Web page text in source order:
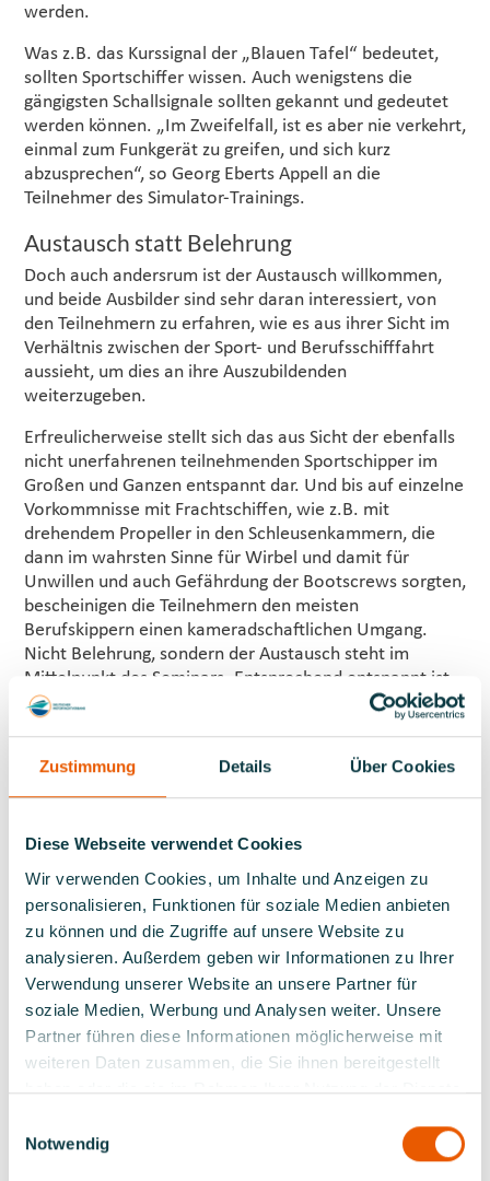
Zustimmung Details Über Cookies
Diese Webseite verwendet Cookies
Wir verwenden Cookies, um Inhalte und Anzeigen zu
personalisieren, Funktionen für soziale Medien anbieten
zu können und die Zugriffe auf unsere Website zu
analysieren. Außerdem geben wir Informationen zu Ihrer
Verwendung unserer Website an unsere Partner für
soziale Medien, Werbung und Analysen weiter. Unsere
Partner führen diese Informationen möglicherweise mit
weiteren Daten zusammen, die Sie ihnen bereitgestellt
haben oder die sie im Rahmen Ihrer Nutzung der Dienste
Notwendig
werden.
Was z.B. das Kurssignal der „Blauen Tafel“ bedeutet,
sollten Sportschiffer wissen. Auch wenigstens die
gängigsten Schallsignale sollten gekannt und gedeutet
werden können. „Im Zweifelfall, ist es aber nie verkehrt,
einmal zum Funkgerät zu greifen, und sich kurz
abzusprechen“, so Georg Eberts Appell an die
Teilnehmer des Simulator-Trainings.
Austausch statt Belehrung
Doch auch andersrum ist der Austausch willkommen,
und beide Ausbilder sind sehr daran interessiert, von
den Teilnehmern zu erfahren, wie es aus ihrer Sicht im
Verhältnis zwischen der Sport- und Berufsschifffahrt
aussieht, um dies an ihre Auszubildenden
weiterzugeben.
Erfreulicherweise stellt sich das aus Sicht der ebenfalls
nicht unerfahrenen teilnehmenden Sportschipper im
Großen und Ganzen entspannt dar. Und bis auf einzelne
Vorkommnisse mit Frachtschiffen, wie z.B. mit
drehendem Propeller in den Schleusenkammern, die
dann im wahrsten Sinne für Wirbel und damit für
Unwillen und auch Gefährdung der Bootscrews sorgten,
bescheinigen die Teilnehmern den meisten
Berufskippern einen kameradschaftlichen Umgang.
Nicht Belehrung, sondern der Austausch steht im
Mittelpunkt des Seminars. Entsprechend entspannt ist
die Atmosphäre während der ca. vierstündigen
Die Fahrstände im Simulator entsprechen mit ihren
an Bord eines Binnenfrachtschiffes.
Auf dem Rhein bei Duisburg in der Bergfahrt. Die
Dimensionen und die verzögerten Reaktionen der
großen Frachtschiffe sind für die Sportbootfahrer
erstmal ungewohnt.
An „Bord“ auf Rhein und Ruhr
Dann aber geht’s „an Bord“ und die Teilnehmer
besetzen die Fahrstände. Unterschiedliche Szenarien
haben die Ausbilder für uns und unser Binnenschiff
programmiert, damit wir erfahren können, was es
Spaßiger und nützlicher Nebeneffekt: Alle fünf